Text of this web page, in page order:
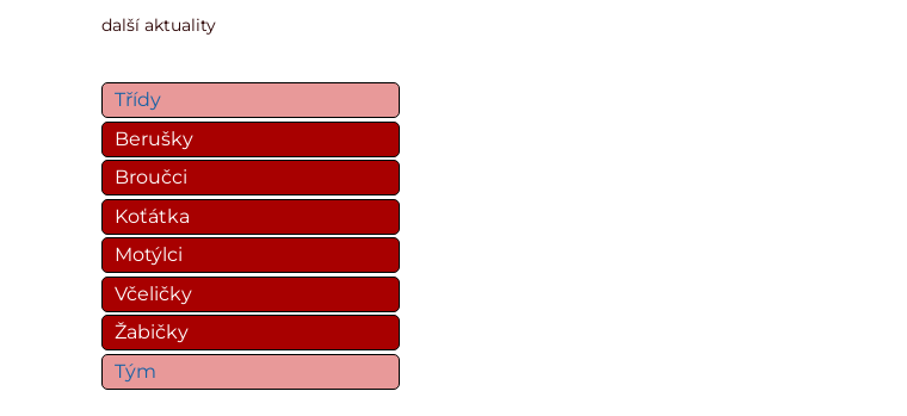
další aktuality
Třídy
Berušky
Broučci
Koťátka
Motýlci
Včeličky
Žabičky
Tým